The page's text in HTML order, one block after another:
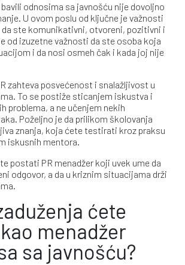
odnosima sa javnošću nije dovoljno
U ovom poslu od ključne je važnosti
da ste komunikativni, otvoreni, pozitivni i
od izuzetne važnosti da ste osoba koja
i da nosi osmeh čak i kada joj nije
zahteva posvećenost i snalažljivost u
To se postiže sticanjem iskustva i
problema, a ne učenjem nekih
Poželjno je da prilikom školovanja
znanja, koja ćete testirati kroz praksu
iskusnih mentora.
postati PR menadžer koji uvek ume da
odgovor, a da u kriznim situacijama drži
ćete
menadžer
sa javnošću?